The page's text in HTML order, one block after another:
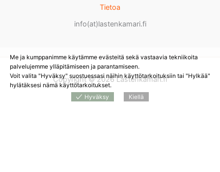
Tietoa
info(at)lastenkamari.fi
Copyright © 2026 Lastenkamari.fi
Me ja kumppanimme käytämme evästeitä sekä vastaavia tekniikoita
palvelujemme ylläpitämiseen ja parantamiseen.
Voit valita "Hyväksy" suostuessasi näihin käyttötarkoituksiin tai "Hylkää"
hylätäksesi nämä käyttötarkoitukset.
Hyväksy
Kiellä